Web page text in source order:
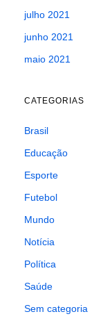
julho 2021
junho 2021
maio 2021
CATEGORIAS
Brasil
Educação
Esporte
Futebol
Mundo
Notícia
Política
Saúde
Sem categoria